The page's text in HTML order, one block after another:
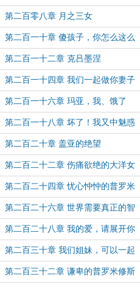
第二百零八章 月之三女
第二百一十章 傻孩子，你怎么这么
不争气
第二百一十二章 克吕墨涅
第二百一十四章 我们一起做你妻子
好不好？
第二百一十六章 玛亚，我、饿了
第二百一十八章 坏了！我又中魅惑
术了！
第二百二十章 盖亚的绝望
第二百二十二章 伤痛欲绝的大洋女
儿
第二百二十四章 忧心忡忡的普罗米
修斯
第二百二十六章 世界需要真正的智
慧生命
第二百二十八章 我的爱，请展开你
的法则本源吧
第二百三十章 我们姐妹，可以一起
哦~
第二百三十二章 谦卑的普罗米修斯